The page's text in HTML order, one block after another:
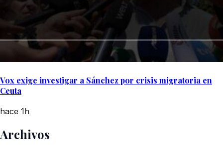
Vox exige investigar a Sánchez por crisis migratoria en
Ceuta
hace 1h
Archivos